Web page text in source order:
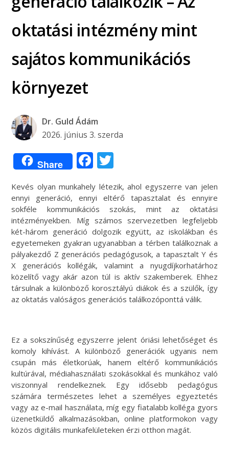
oktatási intézmény mint
sajátos kommunikációs
környezet
Dr. Guld Ádám
2026. június 3. szerda
Share Facebook
Kevés olyan munkahely létezik, ahol egyszerre van jelen
ennyi generáció, ennyi eltérő tapasztalat és ennyire
sokféle kommunikációs szokás, mint az oktatási
intézményekben. Míg számos szervezetben legfeljebb
két-három generáció dolgozik együtt, az iskolákban és
egyetemeken gyakran ugyanabban a térben találkoznak a
pályakezdő Z generációs pedagógusok, a tapasztalt Y és
X generációs kollégák, valamint a nyugdíjkorhatárhoz
közelítő vagy akár azon túl is aktív szakemberek. Ehhez
társulnak a különböző korosztályú diákok és a szülők, így
az oktatás valóságos generációs találkozóponttá válik.
Ez a sokszínűség egyszerre jelent óriási lehetőséget és
komoly kihívást. A különböző generációk ugyanis nem
csupán más életkorúak, hanem eltérő kommunikációs
kultúrával, médiahasználati szokásokkal és munkához való
viszonnyal rendelkeznek. Egy idősebb pedagógus
számára természetes lehet a személyes egyeztetés
vagy az e-mail használata, míg egy fiatalabb kolléga gyors
üzenetküldő alkalmazásokban, online platformokon vagy
közös digitális munkafelületeken érzi otthon magát.